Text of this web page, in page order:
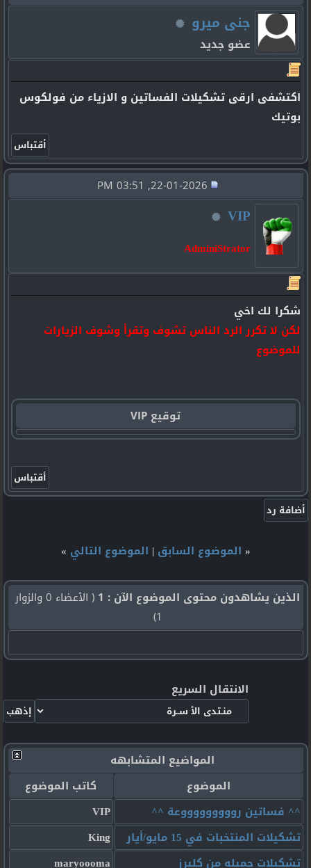
جنى ميرو
عضو جديد
اكتشفى ارقى تشكيلات الفساتين و الازياء من فولكوس
بوتيك
VIP
AdminiStrator
شكرا لك اخي
لكن لا تكرر الرد الناس تشوف وتقرأ وشوف الزيارات
للموضوع
توقيع VIP
« الموضوع السابق | الموضوع التالي »
الذين يشاهدون محتوى الموضوع الآن : 1
( الأعضاء 0 والزوار
1)
الانتقال السريع
المواضيع المتشابهه
الموضوع
كاتب الموضوع
^^ فساتين روووووووووعة ^^
VIP
تشكيلات المنتخبات في 15 مايو/أيار
King
تشكيلات جميله من كليرز
maryoooma